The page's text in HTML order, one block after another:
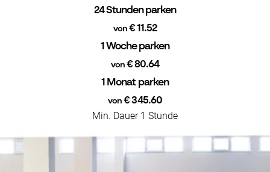
24 Stunden parken
von€ 11.52
1 Woche parken
von€ 80.64
1 Monat parken
von € 345.60
Min. Dauer 1 Stunde